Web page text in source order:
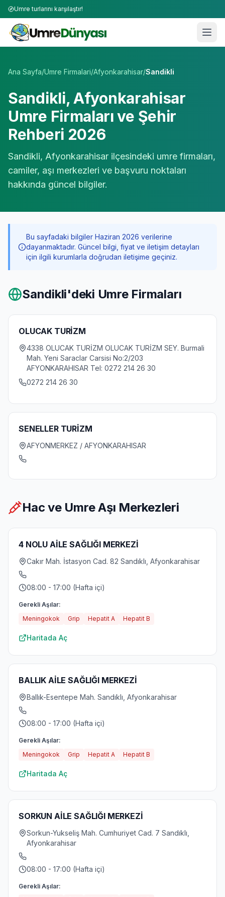
Umre turlarını karşılaştır!
Ana Sayfa/Umre Firmalari/Afyonkarahisar/Sandikli
Sandikli,Afyonkarahisar
Umre Firmaları ve Şehir
Rehberi 2026
Sandikli, Afyonkarahisar ilçesindeki umre firmaları,
camiler, aşı merkezleri ve başvuru noktaları
hakkında güncel bilgiler.
Bu sayfadaki bilgiler Haziran 2026 verilerine
dayanmaktadır. Güncel bilgi, fiyat ve iletişim detayları
için ilgili kurumlarla doğrudan iletişime geçiniz.
Sandikli'deki Umre Firmaları
OLUCAK TURİZM
4338 OLUCAK TURİZM OLUCAK TURİZM SEY. Burmali
Mah. Yeni Saraclar Carsisi No:2/203
AFYONKARAHISAR Tel: 0272 214 26 30
0272 214 26 30
SENELLER TURİZM
AFYONMERKEZ / AFYONKARAHISAR
Hac ve Umre Aşı Merkezleri
4 NOLU AİLE SAĞLIĞI MERKEZİ
Cakır Mah. İstasyon Cad. 82 Sandıklı, Afyonkarahisar
08:00 - 17:00 (Hafta içi)
Gerekli Aşılar:
Meningokok
Grip Hepatit A Hepatit B
Haritada Aç
BALLIK AİLE SAĞLIĞI MERKEZİ
Ballık-Esentepe Mah. Sandıklı, Afyonkarahisar
08:00 - 17:00 (Hafta içi)
Gerekli Aşılar:
Meningokok
Grip Hepatit A Hepatit B
Haritada Aç
SORKUN AİLE SAĞLIĞI MERKEZİ
Sorkun-Yukseliş Mah. Cumhuriyet Cad. 7 Sandıklı,
Afyonkarahisar
08:00 - 17:00 (Hafta içi)
Gerekli Aşılar: